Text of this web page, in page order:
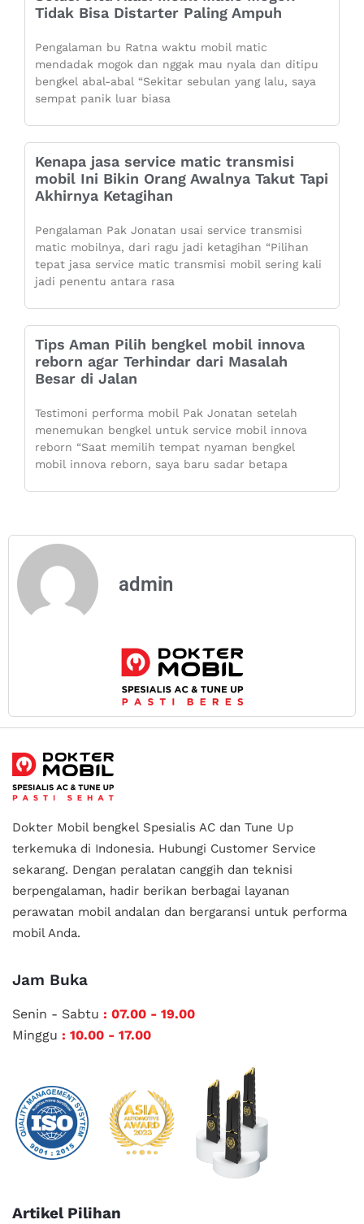
Tidak Bisa Distarter Paling Ampuh
Pengalaman bu Ratna waktu mobil matic
mendadak mogok dan nggak mau nyala dan ditipu
bengkel abal-abal “Sekitar sebulan yang lalu, saya
sempat panik luar biasa
Kenapa jasa service matic transmisi
mobil Ini Bikin Orang Awalnya Takut Tapi
Akhirnya Ketagihan
Pengalaman Pak Jonatan usai service transmisi
matic mobilnya, dari ragu jadi ketagihan “Pilihan
tepat jasa service matic transmisi mobil sering kali
jadi penentu antara rasa
Tips Aman Pilih bengkel mobil innova
reborn agar Terhindar dari Masalah
Besar di Jalan
Testimoni performa mobil Pak Jonatan setelah
menemukan bengkel untuk service mobil innova
reborn “Saat memilih tempat nyaman bengkel
mobil innova reborn, saya baru sadar betapa
admin
Dokter Mobil bengkel Spesialis AC dan Tune Up
terkemuka di Indonesia. Hubungi Customer Service
sekarang. Dengan peralatan canggih dan teknisi
berpengalaman, hadir berikan berbagai layanan
perawatan mobil andalan dan bergaransi untuk performa
mobil Anda.
Jam Buka
Senin - Sabtu : 07.00 - 19.00
Minggu : 10.00 - 17.00
Artikel Pilihan